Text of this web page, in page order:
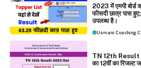
2023 में एमपी बोर्ड
फीसदी छात्र पास हुए;
उपलब्ध है।
Usmani Coaching
TN 12th Result
का 12वीं का रिजल्‍ट